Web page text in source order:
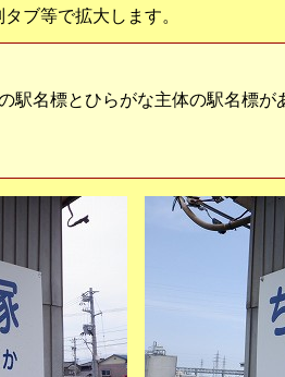
ブ等で拡大します。
名標とひらがな主体の駅名標が